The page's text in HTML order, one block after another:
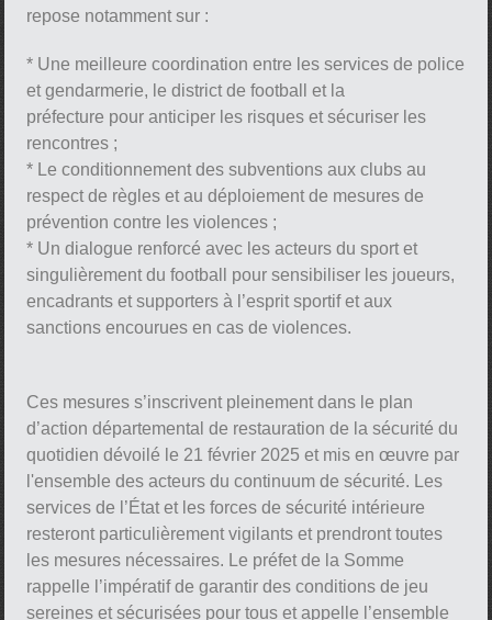
repose notamment sur :
* Une meilleure coordination entre les services de police
et gendarmerie, le district de football et la
préfecture pour anticiper les risques et sécuriser les
rencontres ;
* Le conditionnement des subventions aux clubs au
respect de règles et au déploiement de mesures de
prévention contre les violences ;
* Un dialogue renforcé avec les acteurs du sport et
singulièrement du football pour sensibiliser les joueurs,
encadrants et supporters à l’esprit sportif et aux
sanctions encourues en cas de violences.
Ces mesures s’inscrivent pleinement dans le plan
d’action départemental de restauration de la sécurité du
quotidien dévoilé le 21 février 2025 et mis en œuvre par
l'ensemble des acteurs du continuum de sécurité. Les
services de l’État et les forces de sécurité intérieure
resteront particulièrement vigilants et prendront toutes
les mesures nécessaires. Le préfet de la Somme
rappelle l’impératif de garantir des conditions de jeu
sereines et sécurisées pour tous et appelle l’ensemble